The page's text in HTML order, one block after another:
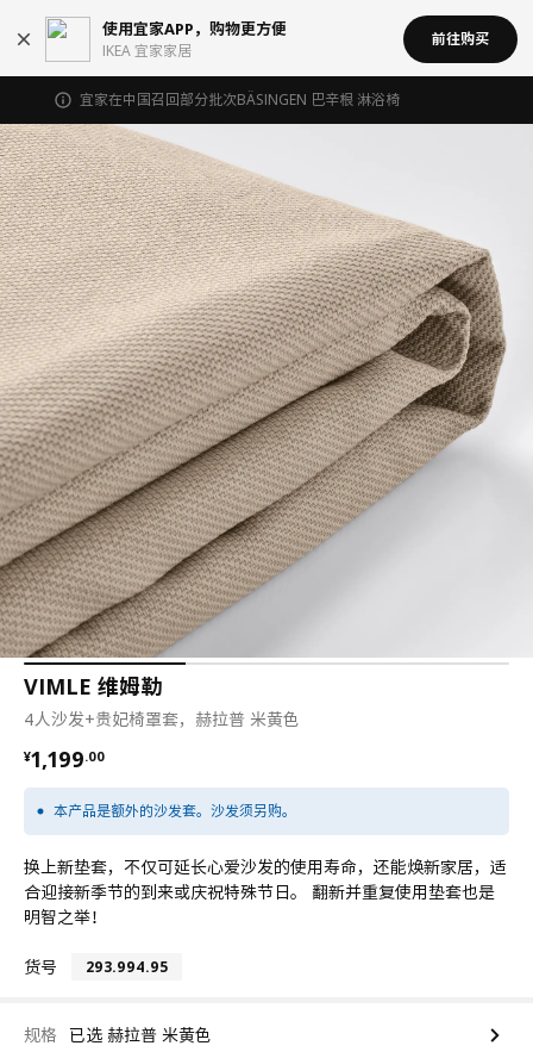
使用宜家APP，购物更方便
IKEA 宜家家居
前往购买
宜家在中国召回部分批次BÄSINGEN 巴辛根 淋浴椅
VIMLE 维姆勒
4人沙发+贵妃椅罩套，赫拉普 米黄色
¥1,199.00
¥ 1199.00
本产品是额外的沙发套。沙发须另购。
换上新垫套，不仅可延长心爱沙发的使用寿命，还能焕新家居，适
合迎接新季节的到来或庆祝特殊节日。 翻新并重复使用垫套也是
明智之举！
货号 293.994.95
规格 已选 赫拉普 米黄色